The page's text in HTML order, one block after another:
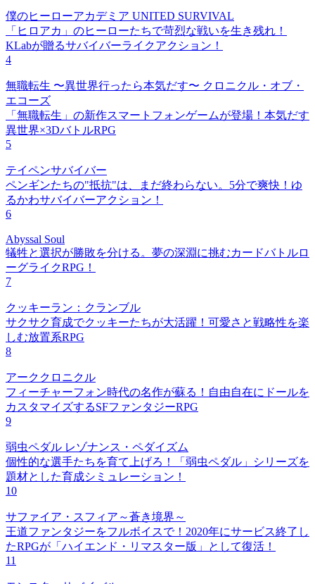
僕のヒーローアカデミア UNITED SURVIVAL
「ヒロアカ」のヒーローたちで苛烈な戦いを生き残れ！
KLabが贈るサバイバーライクアクション！
4
無職転生 〜異世界行ったら本気だす〜 クロニクル・オブ・
エコーズ
「無職転生」の新作スマートフォンゲームが登場！本気だす
異世界×3DバトルRPG
5
テイペンサバイバー
ペンギンたちの"抵抗"は、まだ終わらない。5分で爽快！ゆ
るかわサバイバーアクション！
6
Abyssal Soul
犠牲と選択が勝敗を分ける。夢の深淵に挑むカードバトルロ
ーグライクRPG！
7
クッキーラン：クランブル
サクサク育成でクッキーたちが大活躍！可愛さと戦略性を楽
しむ放置系RPG
8
アーククロニクル
フィーチャーフォン時代の名作が蘇る！自由自在にドールを
カスタマイズするSFファンタジーRPG
9
弱虫ペダル レゾナンス・ペダイズム
個性的な選手たちを育て上げろ！「弱虫ペダル」シリーズを
題材とした育成シミュレーション！
10
サファイア・スフィア～蒼き境界～
王道ファンタジーをフルボイスで！2020年にサービス終了し
たRPGが「ハイエンド・リマスター版」として復活！
11